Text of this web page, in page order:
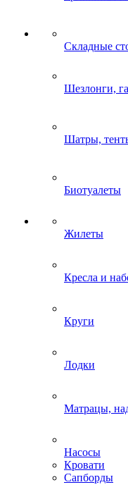
Складные
Шезлонги,
Шатры,
Биотуалеты
Жилеты
Кресла и
Круги
Лодки
Матрацы,
Насосы
Кровати
Сапборды